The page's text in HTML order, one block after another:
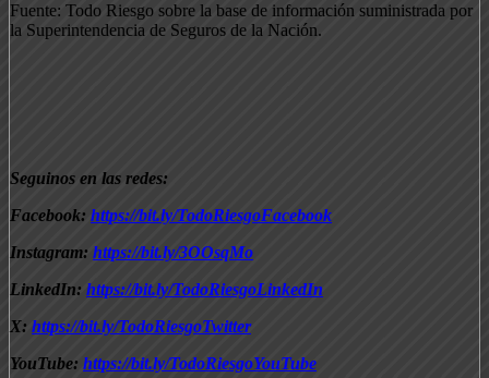
Fuente: Todo Riesgo sobre la base de información suministrada por
la Superintendencia de Seguros de la Nación.
Seguinos en las redes:
Facebook: https://bit.ly/TodoRiesgoFacebook
Instagram: https://bit.ly/3OOsqMo
LinkedIn: https://bit.ly/TodoRiesgoLinkedIn
X: https://bit.ly/TodoRiesgoTwitter
YouTube: https://bit.ly/TodoRiesgoYouTube